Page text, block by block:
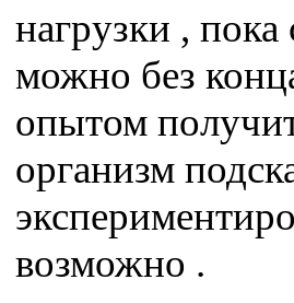
нагрузки ,
можно без
опытом
организм
возможно .